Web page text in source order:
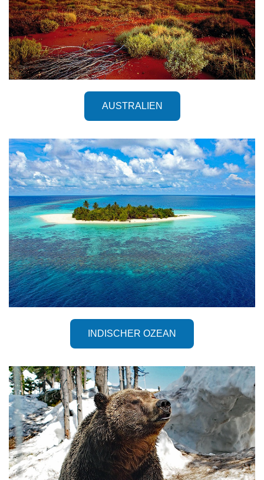
AUSTRALIEN
INDISCHER OZEAN